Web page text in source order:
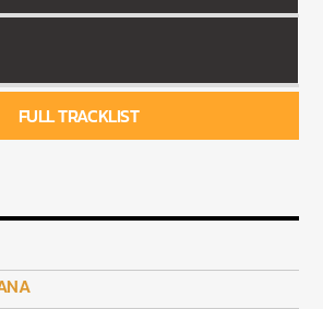
FULL TRACKLIST